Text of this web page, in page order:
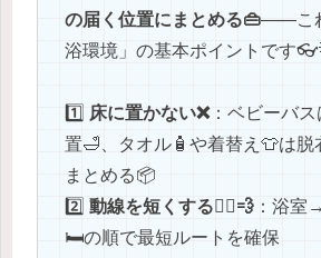
の届く位置にまとめる👜――こ
浴環境」の基本ポイントです
1️⃣ 床に置かない❌：ベビーバ
置🛁、タオル🧴や着替え👕は脱
まとめる📦
2️⃣ 動線を短くする🏃‍♂️💨 ：浴
🛏️の順で最短ルートを確保